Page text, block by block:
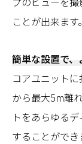
ことが出来ます。
簡単な設置で
コアユニット
から最大5m離
トをあらゆる
することができ